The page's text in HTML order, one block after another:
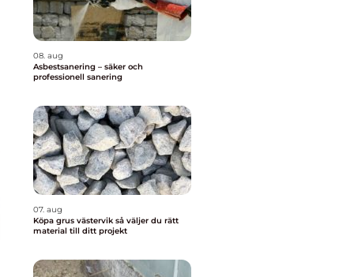
08. aug
Asbestsanering – säker och
professionell sanering
07. aug
Köpa grus västervik så väljer du rätt
material till ditt projekt